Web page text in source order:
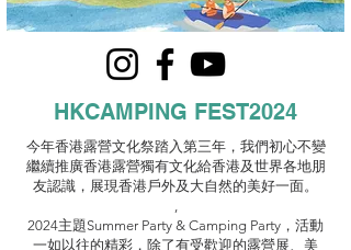
HKCAMPING FEST2024
今年香港露營文化祭踏入第三年，我們初心不變
繼續推廣香港露營獨有文化給香港及世界各地朋
友認識，展現香港戶外及大自然的美好一面。
,
2024主題Summer Party & Camping Party，活動
一如以往的精彩，除了有受歡迎的露營展、美